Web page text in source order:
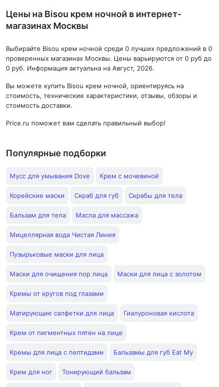
Цены на Bisou крем ночной в интернет-
магазинах Москвы
Выбирайте Bisou крем ночной среди 0 лучших предложений в 0
проверенных магазинах Москвы. Цены варьируются от 0 руб до
0 руб. Информация актуальна на Август, 2026.
Вы можете купить Bisou крем ночной, ориентируясь на
стоимость, технические характеристики, отзывы, обзоры и
стоимость доставки.
Price.ru поможет вам сделать правильный выбор!
Популярные подборки
Мусс для умывания Dove Крем с мочевиной
Корейские маски Скраб для губ Скрабы для тела
Бальзам для тела Масла для массажа
Мицеллярная вода Чистая Линия
Пузырьковые маски для лица
Маски для очищения пор лица Маски для лица с золотом
Кремы от кругов под глазами
Матирующие салфетки для лица Гиалуроновая кислота
Крем от пигментных пятен на лице
Кремы для лица с пептидами Бальзамы для губ Eat My
Крем для ног Тонирующий бальзам